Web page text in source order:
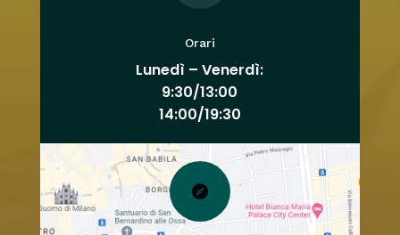
Orari
Lunedì – Venerdì:
9:30/13:00
14:00/19:30
